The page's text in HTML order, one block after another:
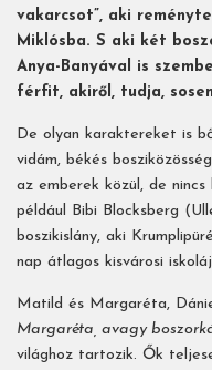
vakarcsot”, aki
Miklósba. S aki két
Anya-Banyával is
férfit, akiről, tudja,
De olyan karaktereket is
vidám, békés
az emberek közül, de nincs
például Bibi Blocksberg
boszikislány, aki
nap átlagos kisvárosi
Matild és Margaréta,
Margaréta, avagy
világhoz tartozik. Ők